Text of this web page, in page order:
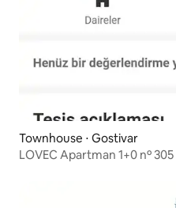
Townhouse ⋅ Gostivar
LOVEC Apartman 1+0 nº 305